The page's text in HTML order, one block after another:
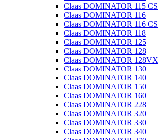
Claas DOMINATOR 115 CS
Claas DOMINATOR 116
Claas DOMINATOR 116 CS
Claas DOMINATOR 118
Claas DOMINATOR 125
Claas DOMINATOR 128
Claas DOMINATOR 128VX
Claas DOMINATOR 130
Claas DOMINATOR 140
Claas DOMINATOR 150
Claas DOMINATOR 160
Claas DOMINATOR 228
Claas DOMINATOR 320
Claas DOMINATOR 330
Claas DOMINATOR 340